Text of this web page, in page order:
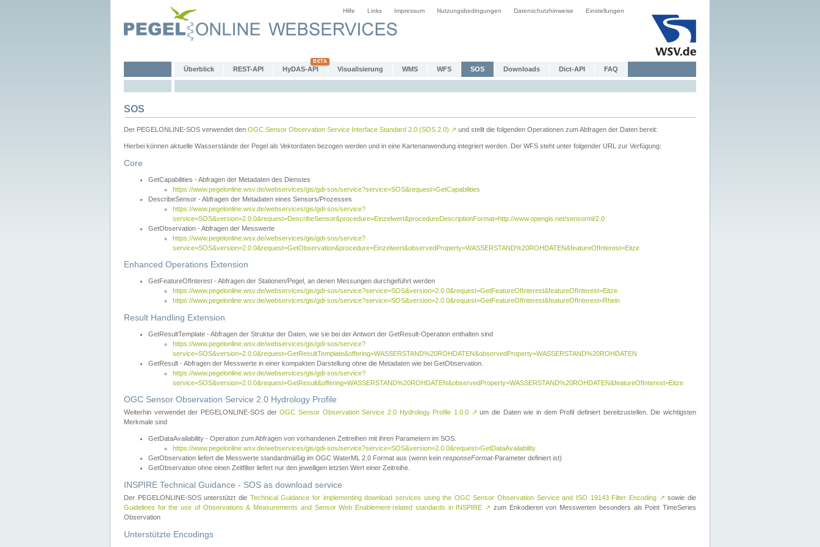
Hilfe Links Impressum Nutzungsbedingungen Datenschutzhinweise Einstellungen
Überblick REST-API HyDAS-API Visualisierung WMS WFS SOS Downloads Dict-API FAQ
SOS
Der PEGELONLINE-SOS verwendet den OGC Sensor Observation Service Interface Standard 2.0 (SOS 2.0) ↗ und stellt die folgenden Operationen zum Abfragen der Daten bereit:
Hierbei können aktuelle Wasserstände der Pegel als Vektordaten bezogen werden und in eine Kartenanwendung integriert werden. Der WFS steht unter folgender URL zur Verfügung:
Core
GetCapabilities - Abfragen der Metadaten des Dienstes
https://www.pegelonline.wsv.de/webservices/gis/gdi-sos/service?service=SOS&request=GetCapabilities
DescribeSensor - Abfragen der Metadaten eines Sensors/Prozesses
https://www.pegelonline.wsv.de/webservices/gis/gdi-sos/service?
service=SOS&version=2.0.0&request=DescribeSensor&procedure=Einzelwert&procedureDescriptionFormat=http://www.opengis.net/sensorml/2.0
GetObservation - Abfragen der Messwerte
https://www.pegelonline.wsv.de/webservices/gis/gdi-sos/service?
service=SOS&version=2.0.0&request=GetObservation&procedure=Einzelwert&observedProperty=WASSERSTAND%20ROHDATEN&featureOfInterest=Eitze
Enhanced Operations Extension
GetFeatureOfInterest - Abfragen der Stationen/Pegel, an denen Messungen durchgeführt werden
https://www.pegelonline.wsv.de/webservices/gis/gdi-sos/service?service=SOS&version=2.0.0&request=GetFeatureOfInterest&featureOfInterest=Eitze
https://www.pegelonline.wsv.de/webservices/gis/gdi-sos/service?service=SOS&version=2.0.0&request=GetFeatureOfInterest&featureOfInterest=Rhein
Result Handling Extension
GetResultTemplate - Abfragen der Struktur der Daten, wie sie bei der Antwort der GetResult-Operation enthalten sind
https://www.pegelonline.wsv.de/webservices/gis/gdi-sos/service?
service=SOS&version=2.0.0&request=GetResultTemplate&offering=WASSERSTAND%20ROHDATEN&observedProperty=WASSERSTAND%20ROHDATEN
GetResult - Abfragen der Messwerte in einer kompakten Darstellung ohne die Metadaten wie bei GetObservation.
https://www.pegelonline.wsv.de/webservices/gis/gdi-sos/service?
service=SOS&version=2.0.0&request=GetResult&offering=WASSERSTAND%20ROHDATEN&observedProperty=WASSERSTAND%20ROHDATEN&featureOfInterest=Eitze
OGC Sensor Observation Service 2.0 Hydrology Profile
Weiterhin verwendet der PEGELONLINE-SOS derOGC Sensor Observation Service 2.0 Hydrology Profile 1.0.0 ↗ um die Daten wie in dem Profil definiert bereitzustellen. Die wichtigsten
Merkmale sind
GetDataAvailability - Operation zum Abfragen von vorhandenen Zeitreihen mit ihren Parametern im SOS.
https://www.pegelonline.wsv.de/webservices/gis/gdi-sos/service?service=SOS&version=2.0.0&request=GetDataAvailability
GetObservation liefert die Messwerte standardmäßig im OGC WaterML 2.0 Format aus (wenn kein responseFormat-Parameter definiert ist)
GetObservation ohne einen Zeitfilter liefert nur den jeweiligen letzten Wert einer Zeitreihe.
INSPIRE Technical Guidance - SOS as download service
Der PEGELONLINE-SOS unterstützt die Technical Guidance for implementing download services using the OGC Sensor Observation Service and ISO 19143 Filter Encoding ↗ sowie die
Guidelines for the use of Observations & Measurements and Sensor Web Enablement-related standards in INSPIRE ↗ zum Enkodieren von Messwerten besonders als Point TimeSeries
Observation
Unterstützte Encodings